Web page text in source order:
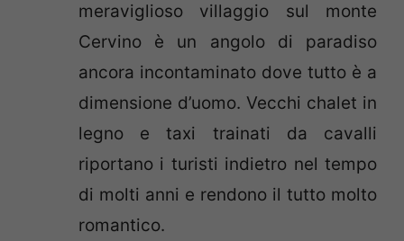
meraviglioso villaggio sul monte
Cervino è un angolo di paradiso
ancora incontaminato dove tutto è a
dimensione d’uomo. Vecchi chalet in
legno e taxi trainati da cavalli
riportano i turisti indietro nel tempo
di molti anni e rendono il tutto molto
romantico.